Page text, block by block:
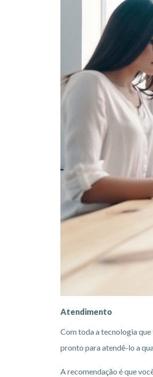
Atendimento
Com toda a tecnologia
pronto para atendê-lo a
A recomendação é que